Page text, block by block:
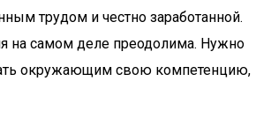
трудом и честно заработанной.
на самом деле преодолима. Нужно
окружающим свою компетенцию,